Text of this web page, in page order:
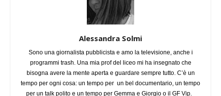
Alessandra Solmi
Sono una giornalista pubblicista e amo la televisione, anche i
programmi trash. Una mia prof del liceo mi ha insegnato che
bisogna avere la mente aperta e guardare sempre tutto. C’è un
tempo per ogni cosa: un tempo per un bel documentario, un tempo
per un talk polito e un tempo per Gemma e Giorgio o il GF Vip.